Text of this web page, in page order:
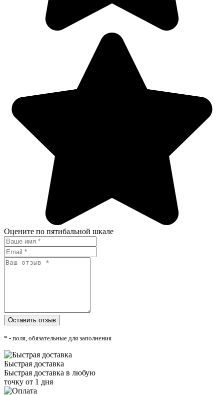
Оцените по пятибальной шкале
* - поля, обязательные для заполнения
Быстрая доставка
Быстрая доставка в любую
точку от 1 дня